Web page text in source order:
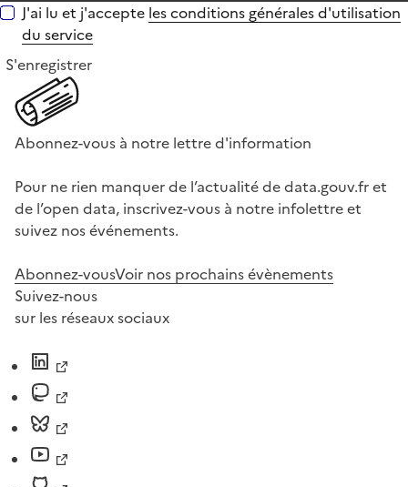
J'ai lu et j'accepte les conditions générales d'utilisation
du service
S'enregistrer
Abonnez-vous à notre lettre d'information
Pour ne rien manquer de l’actualité de data.gouv.fr et
de l’open data, inscrivez-vous à notre infolettre et
suivez nos événements.
Abonnez-vousVoir nos prochains évènements
Suivez-nous
sur les réseaux sociaux